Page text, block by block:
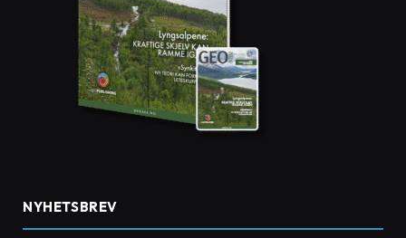
NYHETSBREV